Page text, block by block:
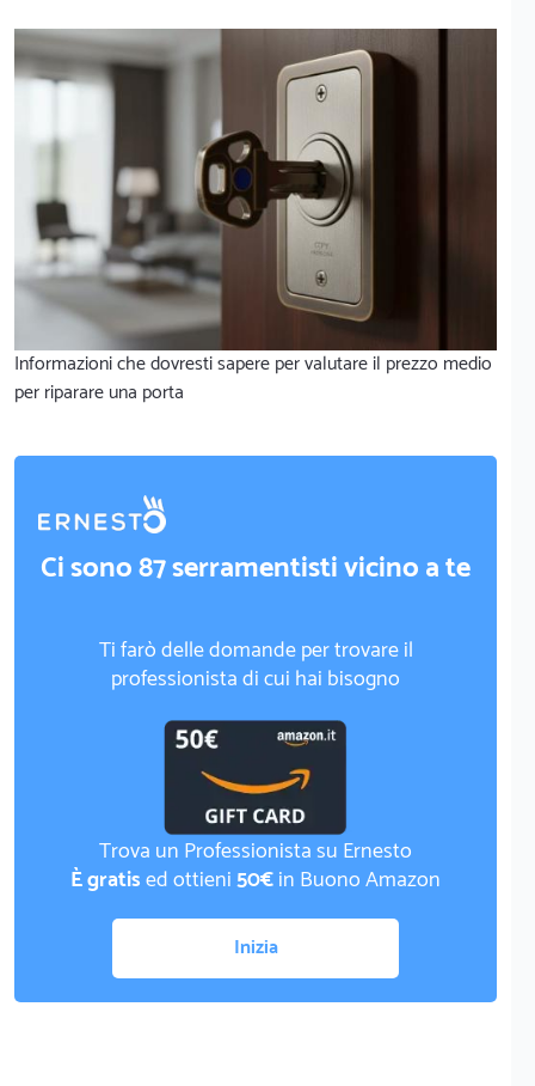
Informazioni che dovresti sapere per valutare il prezzo medio
per riparare una porta
Ci sono 87 serramentisti vicino a te
Ti farò delle domande per trovare il
professionista di cui hai bisogno
Trova un Professionista su Ernesto
È gratised ottieni50€in Buono Amazon
Inizia